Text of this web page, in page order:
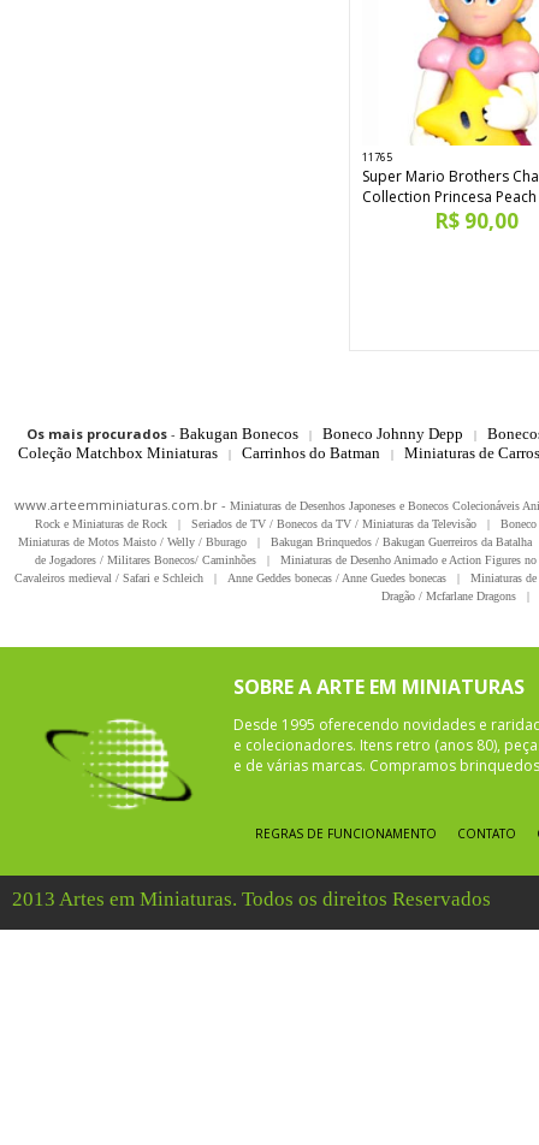
11765
Super Mario Brothers
Collection Princesa Peach
R$ 90,00
Os mais procurados- Bakugan Bonecos | Boneco Johnny Depp |
Coleção Matchbox Miniaturas
| Carrinhos do Batman | Miniaturas de
www.arteemminiaturas.com.br - Miniaturas de Desenhos Japoneses e Bonecos Colecionáveis
Rock e Miniaturas de Rock
| Seriados de TV / Bonecos da TV / Miniaturas da Televisão |
Miniaturas de Motos Maisto / Welly / Bburago
| Bakugan Brinquedos / Bakugan Guerreiros da Batalha
de Jogadores / Militares Bonecos/ Caminhões
|
Miniaturas de Desenho Animado e Action Figures
Cavaleiros medieval / Safari e Schleich
| Anne Geddes bonecas / Anne Guedes bonecas |
Miniaturas
Dragão / Mcfarlane Dragons
|
SOBRE A ARTE EM MINIATURAS
Desde 1995 oferecendo novidades e
e colecionadores. Itens retro (anos 80),
e de várias marcas. Compramos
REGRAS DE FUNCIONAMENTO CONTATO
2013 Artes em Miniaturas. Todos os direitos Reservados